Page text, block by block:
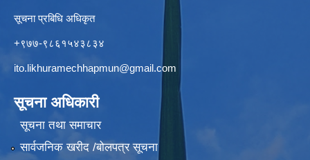
सूचना प्रबिधि अधिकृत
+९७७-९८६१५४३८३४
ito.likhuramechhapmun@gmail.com
सूचना अधिकारी
सूचना तथा समाचार
सार्वजनिक खरीद /बोलपत्र सूचना